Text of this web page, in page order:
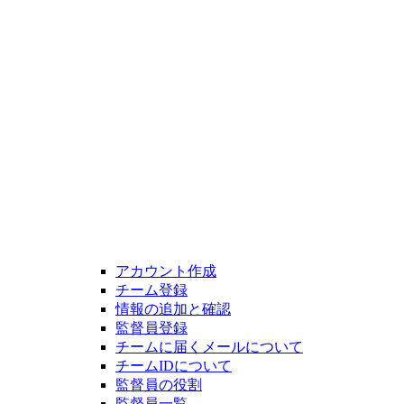
アカウント作成
チーム登録
情報の追加と確認
監督員登録
チームに届くメールについて
チームIDについて
監督員の役割